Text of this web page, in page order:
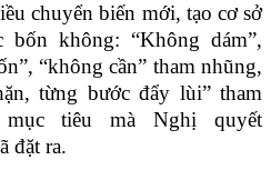
chuyển biến mới, tạo cơ sở
không: “Không dám”,
“không cần” tham nhũng,
từng bước đẩy lùi” tham
tiêu mà Nghị quyết
đặt ra.